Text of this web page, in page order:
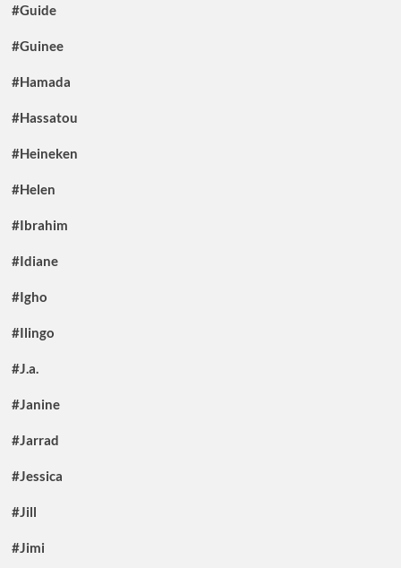
#Guide
#Guinee
#Hamada
#Hassatou
#Heineken
#Helen
#Ibrahim
#Idiane
#Igho
#Ilingo
#J.a.
#Janine
#Jarrad
#Jessica
#Jill
#Jimi